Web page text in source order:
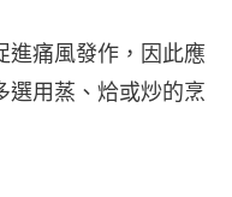
進痛風發作，因此應
選用蒸、烚或炒的烹